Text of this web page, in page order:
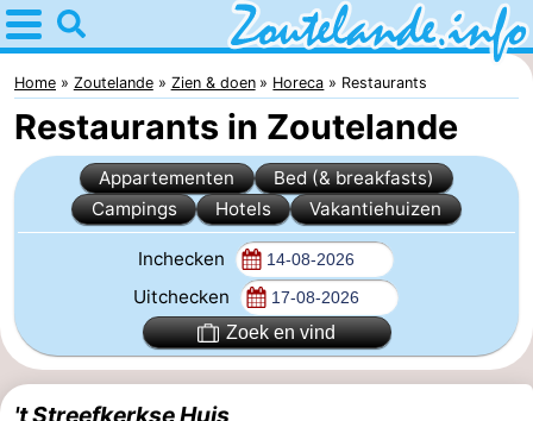
Home
Zoutelande
Tips
Voor
kinderen
Webcam
Langstraat
Webcam
Strand
Overnachten
Home Zoutelande Zien & doen Horeca Restaurants
Restaurants in Zoutelande
Appartementen
Bed (& breakfasts)
Campings
Hotels Vakantiehuizen
Inchecken
Uitchecken
Zoek en vind
't Streefkerkse Huis